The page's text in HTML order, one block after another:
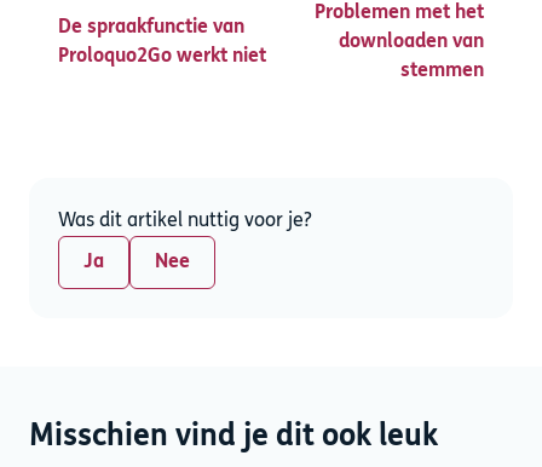
De spraakfunctie van
Proloquo2Go werkt niet
Problemen met het
downloaden van
stemmen
Was dit artikel nuttig voor je?
Ja Nee
Misschien vind je dit ook leuk